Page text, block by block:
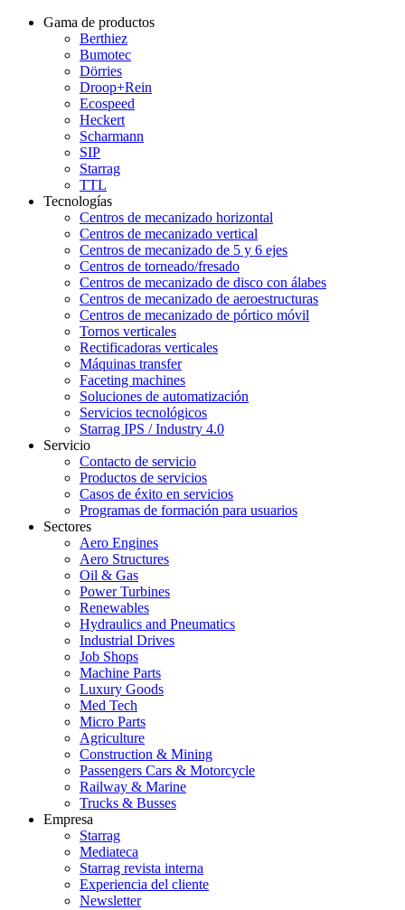
Gama de productos
Berthiez
Bumotec
Dörries
Droop+Rein
Ecospeed
Heckert
Scharmann
SIP
Starrag
TTL
Tecnologías
Centros de mecanizado horizontal
Centros de mecanizado vertical
Centros de mecanizado de 5 y 6 ejes
Centros de torneado/fresado
Centros de mecanizado de disco con álabes
Centros de mecanizado de aeroestructuras
Centros de mecanizado de pórtico móvil
Tornos verticales
Rectificadoras verticales
Máquinas transfer
Faceting machines
Soluciones de automatización
Servicios tecnológicos
Starrag IPS / Industry 4.0
Servicio
Contacto de servicio
Productos de servicios
Casos de éxito en servicios
Programas de formación para usuarios
Sectores
Aero Engines
Aero Structures
Oil & Gas
Power Turbines
Renewables
Hydraulics and Pneumatics
Industrial Drives
Job Shops
Machine Parts
Luxury Goods
Med Tech
Micro Parts
Agriculture
Construction & Mining
Passengers Cars & Motorcycle
Railway & Marine
Trucks & Busses
Empresa
Starrag
Mediateca
Starrag revista interna
Experiencia del cliente
Newsletter